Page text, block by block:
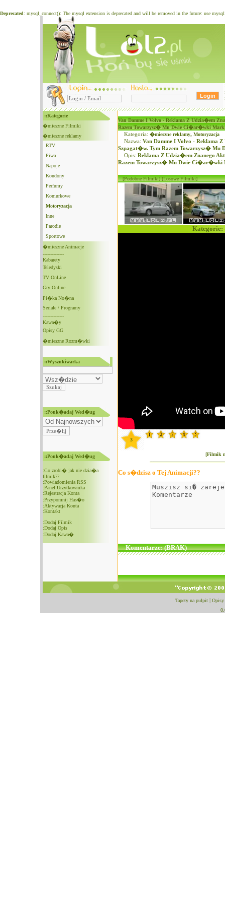
Deprecated: mysql_connect(): The mysql extension is deprecated and will be removed in the future: use
::Kategorie
�mieszne Filmiki
�mieszne reklamy
RTV
Piwa
Napoje
Kondony
Perfumy
Komurkowe
Motoryzacja
Inne
Parodie
Sportowe
�mieszne Animacje
--------------
Kabarety
Teledyski
TV OnLine
Gry Online
Pi�ka No�na
Seriale / Programy
--------------
Kawa�y
Opisy GG
�mieszne Rozm�wki
::Wyszukiwarka
::Pouk�adaj Wed�ug
::Pouk�adaj Wed�ug
:Co zrobi� jak nie dzia�a
filmik??
:Powiadomienia RSS
:Panel Urzytkownika
:Rejestracja Konta
:Przypomnij Has�o
:Aktywacja Konta
:Kontakt
:Dodaj Filmik
:Dodaj Opis
:Dodaj Kawa�
Van Damme I Volvo - Reklama Z Udzia�em
Razem Towarzysz� Mu Dwie Ci�ar�wki
Kategoria: �mieszne reklamy, Motoryzacja
Nazwa: Van Damme I Volvo - Reklama
Szpagat�w. Tym Razem Towarzysz�
Opis: Reklama Z Udzia�em Znanego
Razem Towarzysz� Mu Dwie Ci�ar�wki
[Podobne Filmiki] [Losowe Filmiki]
Kategorie:
3
[Filmik
Co s�dzisz o Tej Animacji??
Komentarze: (BRAK)
Tapety na pulpit
Opisy